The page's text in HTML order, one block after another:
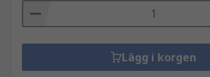
Lägg i korgen